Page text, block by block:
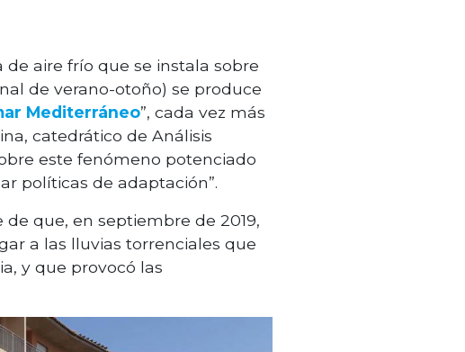
aire frío que se instala sobre
de verano-otoño) se produce
Mediterráneo”, cada vez más
catedrático de Análisis
este fenómeno potenciado
políticas de adaptación”.
que, en septiembre de 2019,
a las lluvias torrenciales que
y que provocó las